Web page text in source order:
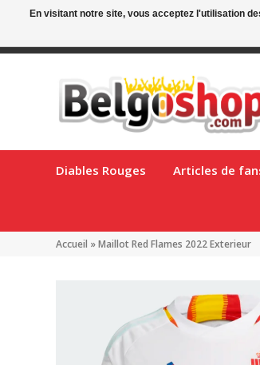
Diables Rouges Articles de
Accueil »Maillot Red Flames 2022 Exterieur
En visitant notre site, vous acceptez l'utilisation